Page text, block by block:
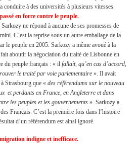
conduire à des universités à plusieurs vitesses.
en force contre le peuple.
ne répond à aucune de ses promesses de
C’est la reprise sous un autre emballage de la
le peuple en 2005. Sarkozy a même avoué à la
aboutir la négociation du traité de Lisbonne en
du peuple français : « il fallait, qu’en cas d’accord,
le traité par voie parlementaire ». Il avait
Strasbourg que « des référendums sur le nouveau
et perdants en France, en Angleterre et dans
les peuples et les gouvernements ». Sarkozy a
Français. C’est la première fois dans l’histoire
d’un référendum est ainsi ignoré.
indigne et inefficace.